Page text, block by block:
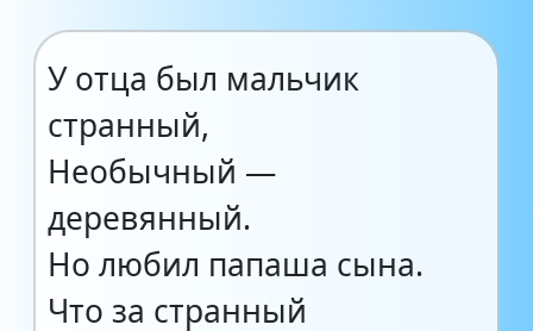
У отца был мальчик
странный,
Необычный —
деревянный.
Но любил папаша сына.
Что за странный